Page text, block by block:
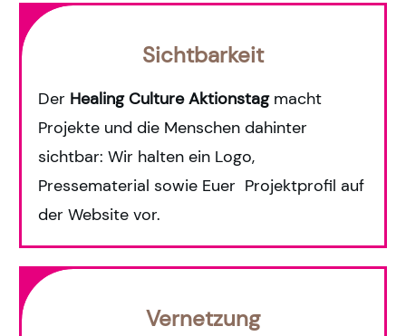
Sichtbarkeit
Der Healing CultureAktionstag macht
Projekte und die Menschen dahinter
sichtbar: Wir halten ein Logo,
Pressematerial sowie Euer Projektprofil auf
der Website vor.
Vernetzung